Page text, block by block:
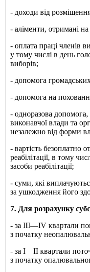
‑ доходи від
‑ аліменти, отримані на
‑ оплата праці членів
у тому числі в день
виборів;
‑ допомога
‑ допомога на
‑ одноразова допомога,
виконавчої влади та
незалежно від форми
‑ вартість безоплатно
реабілітації, в тому
засоби реабілітації;
‑ суми, які
за ушкодження його
7. Для розрахунку
‑ за III—IV квартали
з початку
‑ за I—II квартали
з початку